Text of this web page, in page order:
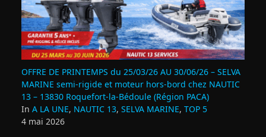
OFFRE DE PRINTEMPS du 25/03/26 AU 30/06/26 – SELVA
MARINE semi-rigide et moteur hors-bord chez NAUTIC
13 – 13830 Roquefort‑la‑Bédoule (Région PACA)
In A LA UNE, NAUTIC 13, SELVA MARINE, TOP 5
4 mai 2026